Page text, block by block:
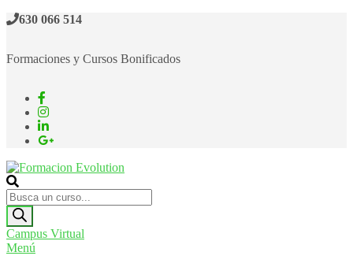
Saltar630 066 514
Formaciones y Cursos Bonificados
Formacion Evolution
Cursos de formación continua
Búsqueda
de
productos
Campus Virtual
Menú